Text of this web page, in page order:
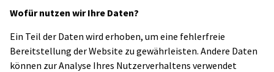
Wofür nutzen wir Ihre Daten?
Ein Teil der Daten wird erhoben, um eine fehlerfreie
Bereitstellung der Website zu gewährleisten. Andere Daten
können zur Analyse Ihres Nutzerverhaltens verwendet